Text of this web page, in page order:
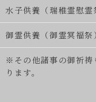
水子供養（瑞稚霊慰霊
御霊供養（御霊冥福祭
※その他諸事の御祈祷
ります。